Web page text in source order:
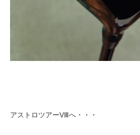
アストロツアーVⅢへ・・・